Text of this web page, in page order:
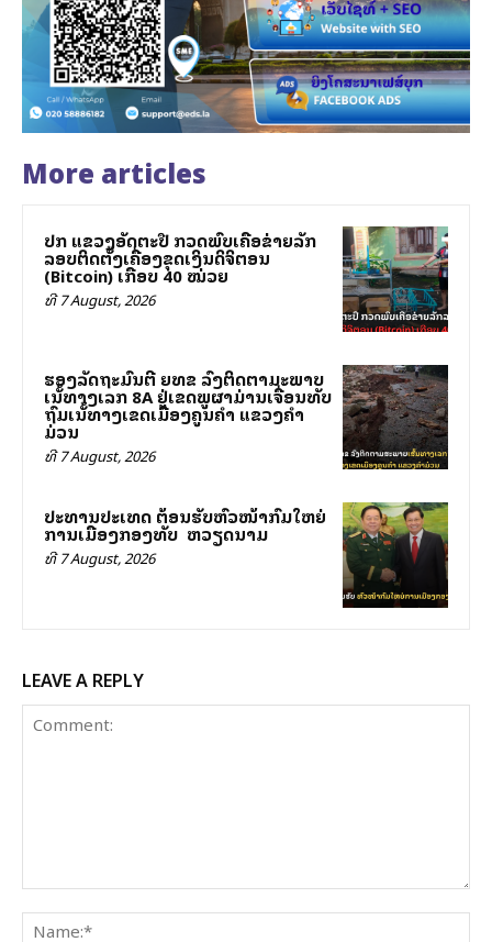
More articles
ປກສ ແຂວງອັດຕະປື ກວດພົບເຄືອຂ່າຍລັກ
ລອບຕິດຕັ້ງເຄື່ອງຂຸດເງິນດິຈິຕອນ
(Bitcoin) ເກືອບ 40 ໝ່ວຍ
ທີ 7 August, 2026
ຮອງລັດຖະມົນຕີ ຍທຂ ລົງຕິດຕາມສະພາບ
ເສັ້ນທາງເລກ 8A ຢູ່ເຂດພູຜາມ່ານເຈື່ອນທັບ
ຖົມເສັ້ນທາງເຂດເມືອງຄູນຄໍາ ແຂວງຄໍາ
ມ່ວນ
ທີ 7 August, 2026
ປະທານປະເທດ ຕ້ອນຮັບຫົວໜ້າກົມໃຫຍ່
ການເມືອງກອງທັບ ສສ ຫວຽດນາມ
ທີ 7 August, 2026
LEAVE A REPLY